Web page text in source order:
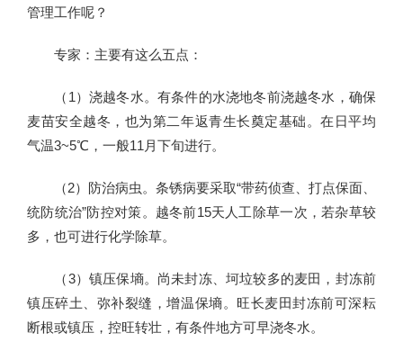
管理工作呢？
专家：主要有这么五点：
（1）浇越冬水。有条件的水浇地冬前浇越冬水，确保
麦苗安全越冬，也为第二年返青生长奠定基础。在日平均
气温3~5℃，一般11月下旬进行。
（2）防治病虫。条锈病要采取“带药侦查、打点保面、
统防统治”防控对策。越冬前15天人工除草一次，若杂草较
多，也可进行化学除草。
（3）镇压保墒。尚未封冻、坷垃较多的麦田，封冻前
镇压碎土、弥补裂缝，增温保墒。旺长麦田封冻前可深耘
断根或镇压，控旺转壮，有条件地方可早浇冬水。